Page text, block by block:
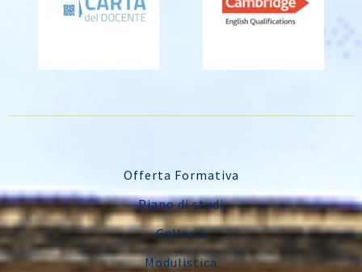
Offerta Formativa
Piano di studi
Galleria
Modulistica